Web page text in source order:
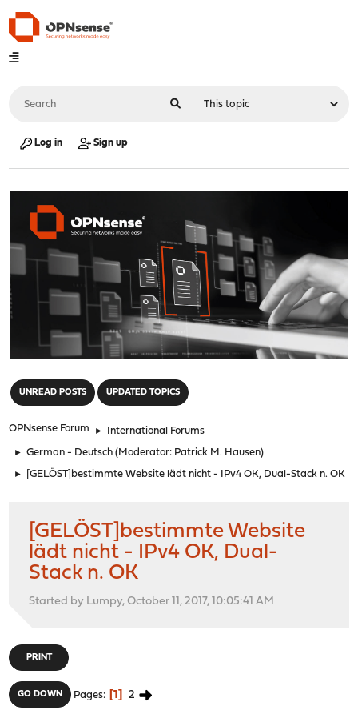
Log in Sign up
UNREAD POSTS UPDATED TOPICS
OPNsense Forum ► International Forums
► German - Deutsch (Moderator: Patrick M. Hausen)
► [GELÖST]bestimmte Website lädt nicht - IPv4 OK, Dual-Stack n. OK
[GELÖST]bestimmte Website
lädt nicht - IPv4 OK, Dual-
Stack n. OK
Started by Lumpy, October 11, 2017, 10:05:41 AM
PRINT
GO DOWN Pages 1 2